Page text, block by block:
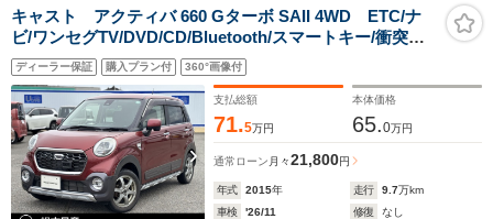
キャスト アクティバ 660 Gターボ SAII 4WD ETC/ナ
ビ/ワンセグTV/DVD/CD/Bluetooth/スマートキー/衝突軽
減ブレーキ
ディーラー保証 購入プラン付 360°画像付
支払総額
71.5万円
本体価格
65.0万円
通常ローン 月々21,800円
年式 2015年 走行 9.7万km
車検
'26/11 修復
なし